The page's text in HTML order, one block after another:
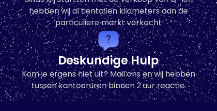
hebben wij al tientallen kilometers aan de
particuliere markt verkocht
Deskundige Hulp
Kom je ergens niet uit? Mail ons en wij hebben
tussen kantooruren binnen 2 uur reactie.